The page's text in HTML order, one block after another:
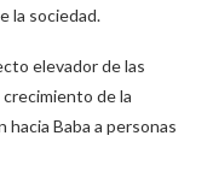
la sociedad.
elevador de las
de la
hacia Baba a personas